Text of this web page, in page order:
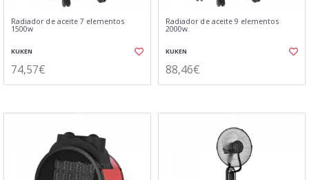
Radiador de aceite 7 elementos
1500w
KUKEN
74,57€
Radiador de aceite 9 elementos
2000w.
KUKEN
88,46€